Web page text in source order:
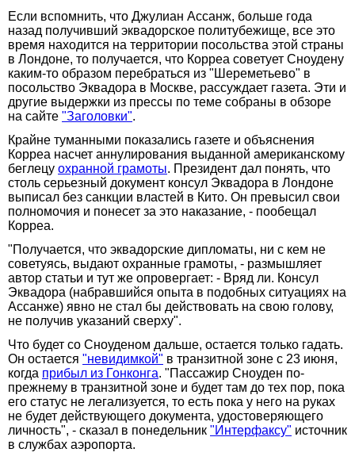
Если вспомнить, что Джулиан Ассанж, больше года
назад получивший эквадорское политубежище, все это
время находится на территории посольства этой страны
в Лондоне, то получается, что Корреа советует Сноудену
каким-то образом перебраться из "Шереметьево" в
посольство Эквадора в Москве, рассуждает газета. Эти и
другие выдержки из прессы по теме собраны в обзоре
на сайте "Заголовки".
Крайне туманными показались газете и объяснения
Корреа насчет аннулирования выданной американскому
беглецу охранной грамоты. Президент дал понять, что
столь серьезный документ консул Эквадора в Лондоне
выписал без санкции властей в Кито. Он превысил свои
полномочия и понесет за это наказание, - пообещал
Корреа.
"Получается, что эквадорские дипломаты, ни с кем не
советуясь, выдают охранные грамоты, - размышляет
автор статьи и тут же опровергает: - Вряд ли. Консул
Эквадора (набравшийся опыта в подобных ситуациях на
Ассанже) явно не стал бы действовать на свою голову,
не получив указаний сверху".
Что будет со Сноуденом дальше, остается только гадать.
Он остается "невидимкой" в транзитной зоне с 23 июня,
когда прибыл из Гонконга. "Пассажир Сноуден по-
прежнему в транзитной зоне и будет там до тех пор, пока
его статус не легализуется, то есть пока у него на руках
не будет действующего документа, удостоверяющего
личность", - сказал в понедельник "Интерфаксу" источник
в службах аэропорта.